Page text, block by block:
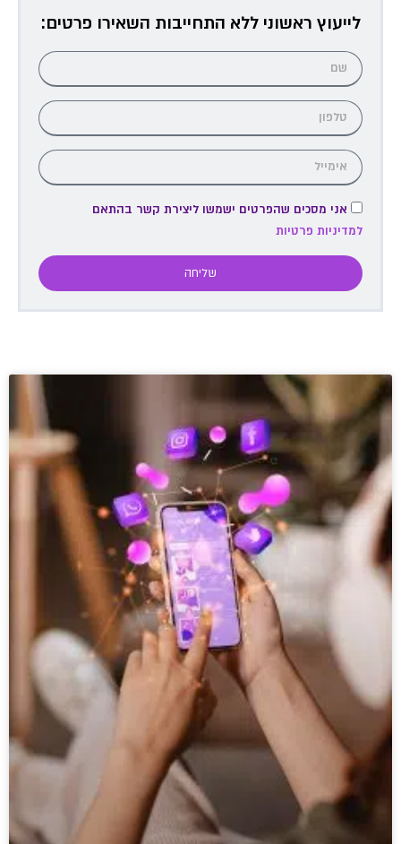
לייעוץ ראשוני ללא התחייבות השאירו פרטים:
אני מסכים שהפרטים ישמשו ליצירת קשר בהתאם
למדיניות פרטיות
שליחה